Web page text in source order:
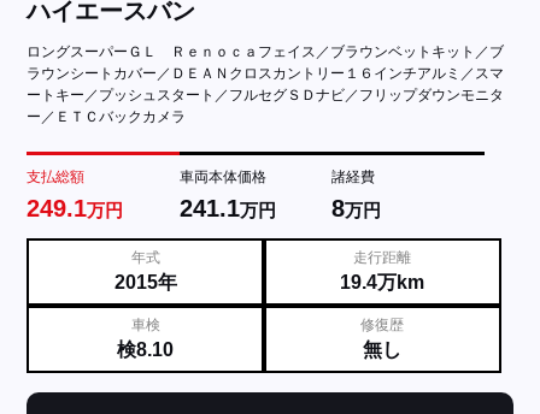
ハイエースバン
ロングスーパーＧＬ Ｒｅｎｏｃａフェイス／ブラウンベットキット／ブ
ラウンシートカバー／ＤＥＡＮクロスカントリー１６インチアルミ／スマ
ートキー／プッシュスタート／フルセグＳＤナビ／フリップダウンモニタ
ー／ＥＴＣバックカメラ
支払総額
249.1万円
車両本体価格
241.1万円
諸経費
8万円
年式
2015年
走行距離
19.4万km
車検
検8.10
修復歴
無し